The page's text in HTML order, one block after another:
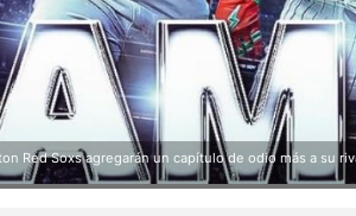
Red Soxs agregarán un capítulo de odio más a su